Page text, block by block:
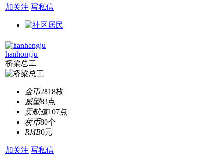
加关注 写私信
hanhongju
桥梁总工
金币2818枚
威望83点
贡献值107点
桥币80个
RMB0元
加关注 写私信